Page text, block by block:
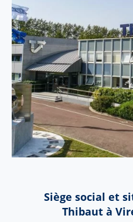
Siège social et
Thibaut à